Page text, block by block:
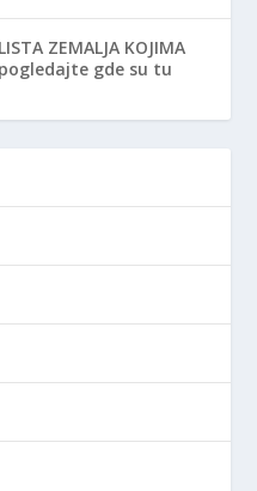
ZEMALJA KOJIMA
pogledajte gde su tu